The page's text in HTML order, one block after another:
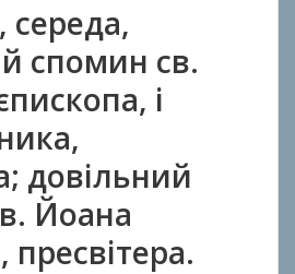
середа,
спомин св.
і
довільний
Йоана
пресвітера.